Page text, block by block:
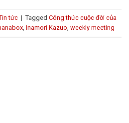
tức | Tagged Công thức cuộc đời của
Inamori Kazuo weekly meeting